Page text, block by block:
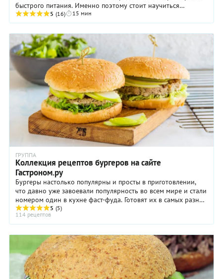
быстрого питания. Именно поэтому стоит научиться
готовить его своими руками! Если вы ...
5 (16) 15 мин
ГРУППА
Коллекция рецептов бургеров на сайте
Гастроном.ру
Бургеры настолько популярны и просты в приготовлении,
что давно уже завоевали популярность во всем мире и стали
номером один в кухне фаст-фуда. Готовят их в самых разных
вариантах, есть даже ...
5 (5)
114 рецептов